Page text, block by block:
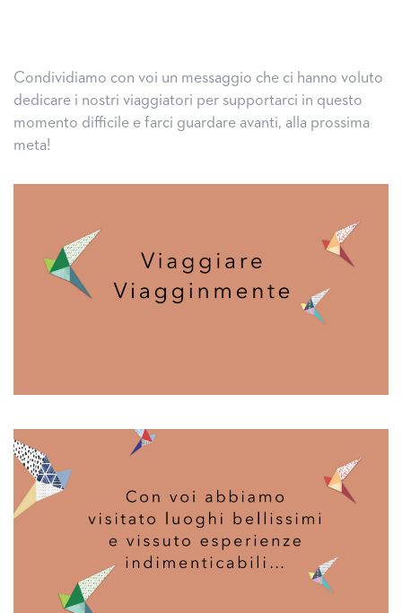
Condividiamo con voi un messaggio che ci hanno voluto
dedicare i nostri viaggiatori per supportarci in questo
momento difficile e farci guardare avanti, alla prossima
meta!